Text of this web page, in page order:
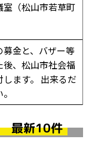
（松山市若草町
金と、バザー等
、松山市社会福
ます。 出来るだ
最新10件